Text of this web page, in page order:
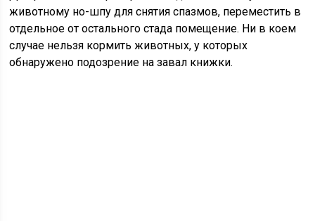
животному но-шпу для снятия спазмов, переместить в
отдельное от остального стада помещение. Ни в коем
случае нельзя кормить животных, у которых
обнаружено подозрение на завал книжки.